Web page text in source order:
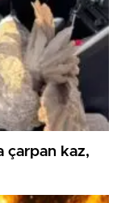
çarpan kaz,